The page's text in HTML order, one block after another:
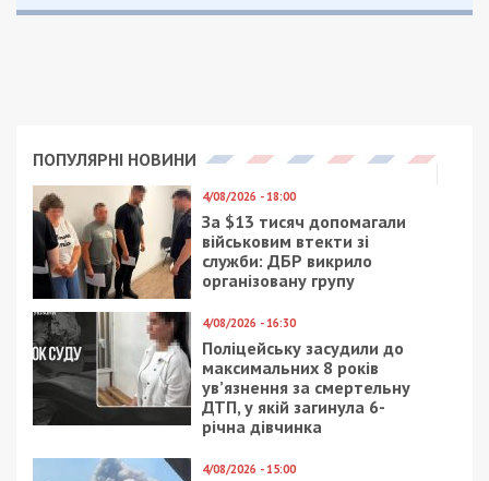
ПОПУЛЯРНІ НОВИНИ
4/08/2026 - 18:00
За $13 тисяч допомагали
військовим втекти зі
служби: ДБР викрило
організовану групу
4/08/2026 - 16:30
Поліцейську засудили до
максимальних 8 років
ув’язнення за смертельну
ДТП, у якій загинула 6-
річна дівчинка
4/08/2026 - 15:00